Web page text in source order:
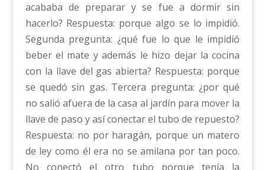
acababa de preparar y se fue a dormir sin
hacerlo? Respuesta: porque algo se lo impidió.
Segunda pregunta: ¿qué fue lo que le impidió
beber el mate y además le hizo dejar la cocina
con la llave del gas abierta? Respuesta: porque
se quedó sin gas. Tercera pregunta: ¿por qué
no salió afuera de la casa al jardín para mover la
llave de paso y así conectar el tubo de repuesto?
Respuesta: no por haragán, porque un matero
de ley como él era no se amilana por tan poco.
No conectó el otro tubo porque tenía la